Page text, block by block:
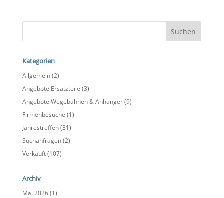
Kategorien
Allgemein(2)
Angebote Ersatzteile (3)
Angebote Wegebahnen & Anhänger(9)
Firmenbesuche (1)
Jahrestreffen(31)
Suchanfragen(2)
Verkauft(107)
Archiv
Mai 2026(1)